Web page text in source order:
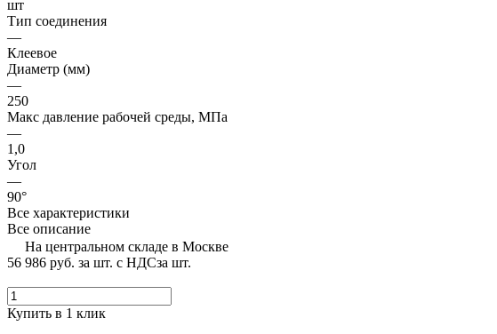
шт
Тип соединения
—
Клеевое
Диаметр (мм)
—
250
Макс давление рабочей среды, МПа
—
1,0
Угол
—
90°
Все характеристики
Все описание
На центральном складе в Москве
56 986 руб. за шт. с НДСза шт.
Купить в 1 клик